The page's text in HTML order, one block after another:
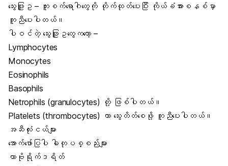
သွေးဖြူဥ – ကူးစက်ရောဂါတွေကို တိုက်ထုတ်ပေးပြီး ကိုယ်ခံအားစနစ်မှာ
ကူညီပေးပါတယ်။
ပါဝင်တဲ့ သွေးဖြူဥတွေကတော့ –
Lymphocytes
Monocytes
Eosinophils
Basophils
Netrophils (granulocytes) တို့ ဖြစ်ပါတယ်။
Platelets (thrombocytes) ဟာ သွေးတိတ်စေဖို့ ကူညီပေးပါတယ်။
အဆီလုံးငယ်များ
အောက်ဖော်ပြပါ ဓါတုပစ္စည်းများ
ကာဗိုရိုက်ဒရိတ်